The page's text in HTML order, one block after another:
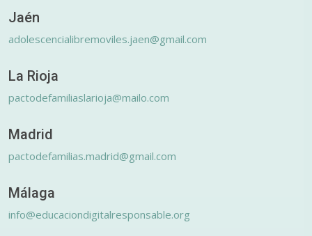
Jaén
adolescencialibremoviles.jaen@gmail.com
La Rioja
pactodefamiliaslarioja@mailo.com
Madrid
pactodefamilias.madrid@gmail.com
Málaga
info@educaciondigitalresponsable.org